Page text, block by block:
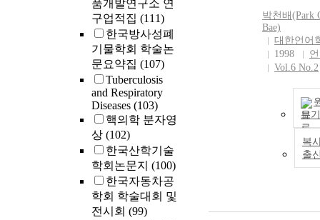
품개발연구소 연
구업적집 (111)
한국방사성폐
기물학회 학술논
문요약집 (107)
Tuberculosis
and Respiratory
Diseases (103)
핵의학 분자영
상 (102)
한국산학기술
학회논문지 (100)
한국자동차공
학회 학술대회 및
전시회 (99)
박천배(Park
Bae)
대한언어
1998
Vol.6 No.2
보기
복
출